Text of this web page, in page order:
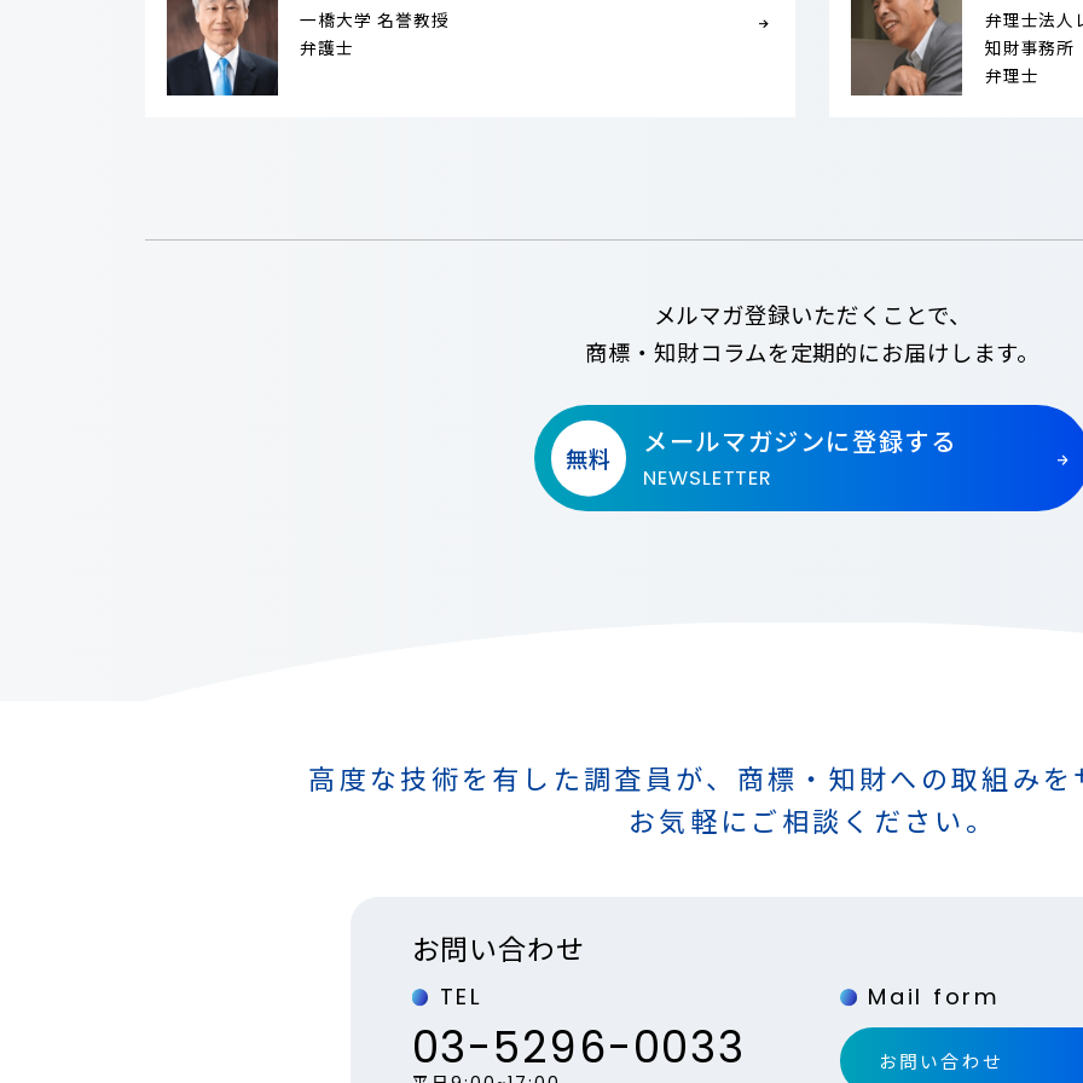
一橋大学 名誉教授
弁護士
弁理士法人
知財事務所
弁理士
メルマガ登録いただくことで、
商標・知財コラムを定期的にお届けします。
無料 メールマガジンに登録する
NEWSLETTER
高度な技術を有した調査員が、 商標・知財への取組みを
お気軽にご相談ください。
お問い合わせ
TEL
03-5296-0033
Mail form
お問い合わせ